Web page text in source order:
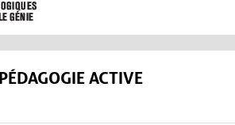
ACTIVE